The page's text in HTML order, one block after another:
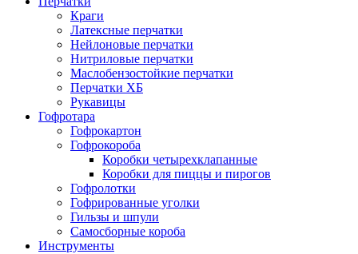
Краги
Латексные перчатки
Нейлоновые перчатки
Нитриловые перчатки
Маслобензостойкие перчатки
Перчатки ХБ
Рукавицы
Гофротара
Гофрокартон
Гофрокороба
Коробки четырехклапанные
Коробки для пиццы и пирогов
Гофролотки
Гофрированные уголки
Гильзы и шпули
Самосборные короба
Инструменты